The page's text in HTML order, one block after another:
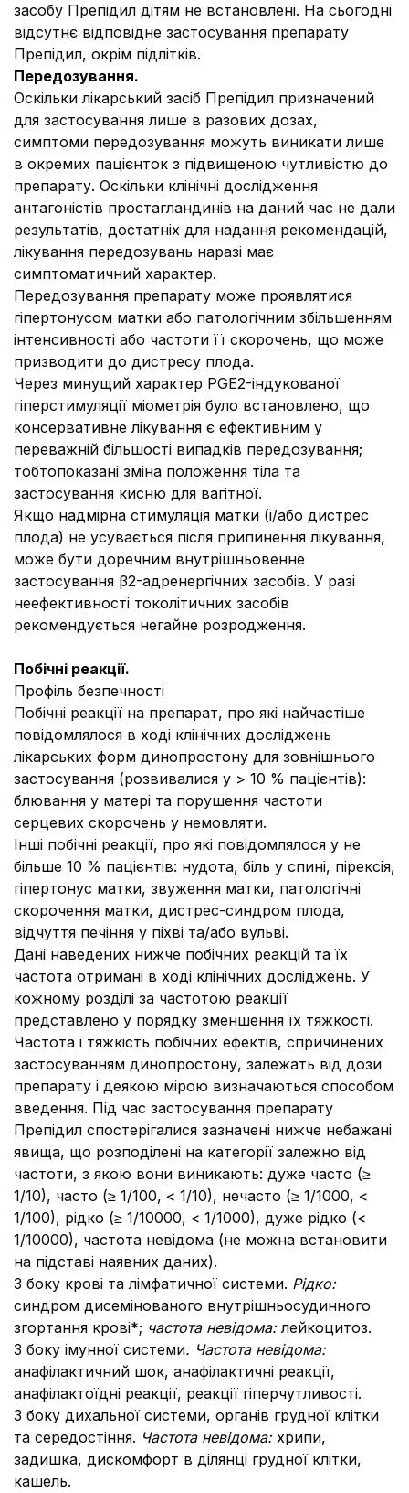
засобу Препідил дітям не встановлені. На сьогодні
відсутнє відповідне застосування препарату
Препідил, окрім підлітків.
Передозування.
Оскільки лікарський засіб Препідил призначений
для застосування лише в разових дозах,
симптоми передозування можуть виникати лише
в окремих пацієнток з підвищеною чутливістю до
препарату. Оскільки клінічні дослідження
антагоністів простагландинів на даний час не дали
результатів, достатніх для надання рекомендацій,
лікування передозувань наразі має
симптоматичний характер.
Передозування препарату може проявлятися
гіпертонусом матки або патологічним збільшенням
інтенсивності або частоти її скорочень, що може
призводити до дистресу плода.
Через минущий характер PGE2-індукованої
гіперстимуляції міометрія було встановлено, що
консервативне лікування є ефективним у
переважній більшості випадків передозування;
тобтопоказані зміна положення тіла та
застосування кисню для вагітної.
Якщо надмірна стимуляція матки (і/або дистрес
плода) не усувається після припинення лікування,
може бути доречним внутрішньовенне
застосування β2-адренергічних засобів. У разі
неефективності токолітичних засобів
рекомендується негайне розродження.
Побічні реакції.
Профіль безпечності
Побічні реакції на препарат, про які найчастіше
повідомлялося в ході клінічних досліджень
лікарських форм динопростону для зовнішнього
застосування (розвивалися у > 10 % пацієнтів):
блювання у матері та порушення частоти
серцевих скорочень у немовляти.
Інші побічні реакції, про які повідомлялося у не
більше 10 % пацієнтів: нудота, біль у спині, пірексія,
гіпертонус матки, звуження матки, патологічні
скорочення матки, дистрес-синдром плода,
відчуття печіння у піхві та/або вульві.
Дані наведених нижче побічних реакцій та їх
частота отримані в ході клінічних досліджень. У
кожному розділі за частотою реакції
представлено у порядку зменшення їх тяжкості.
Частота і тяжкість побічних ефектів, спричинених
застосуванням динопростону, залежать від дози
препарату і деякою мірою визначаються способом
введення. Під час застосування препарату
Препідил спостерігалися зазначені нижче небажані
явища, що розподілені на категорії залежно від
частоти, з якою вони виникають: дуже часто (≥
1/10), часто (≥ 1/100, < 1/10), нечасто (≥ 1/1000, <
1/100), рідко (≥ 1/10000, < 1/1000), дуже рідко (<
1/10000), частота невідома (не можна встановити
на підставі наявних даних).
З боку крові та лімфатичної системи. Рідко:
синдром дисемінованого внутрішньосудинного
згортання крові*; частота невідома:лейкоцитоз.
З боку імунної системи. Частота невідома:
анафілактичний шок, анафілактичні реакції,
анафілактоїдні реакції, реакції гіперчутливості.
З боку дихальної системи, органів грудної клітки
та середостіння. Частота невідома: хрипи,
задишка, дискомфорт в ділянці грудної клітки,
кашель.